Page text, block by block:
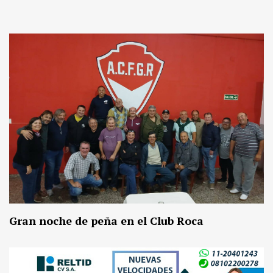
Gran noche de peña en el Club Roca